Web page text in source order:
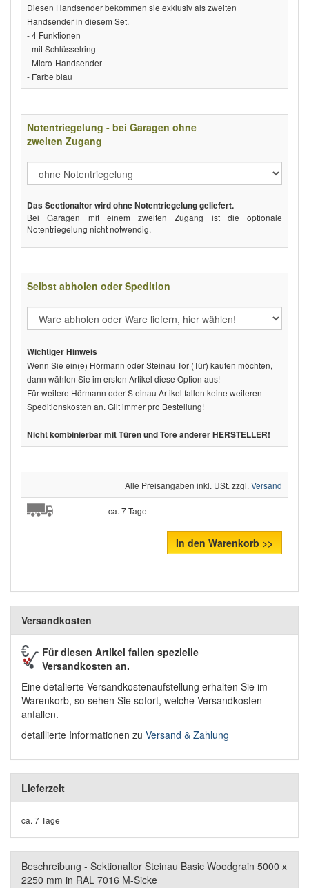
Diesen Handsender bekommen sie exklusiv als zweiten
Handsender in diesem Set.
- 4 Funktionen
- mit Schlüsselring
- Micro-Handsender
- Farbe blau
Notentriegelung - bei Garagen ohne
zweiten Zugang
Das Sectionaltor wird ohne Notentriegelung geliefert.
Bei Garagen mit einem zweiten Zugang ist die optionale
Notentriegelung nicht notwendig.
Selbst abholen oder Spedition
Wichtiger Hinweis
Wenn Sie ein(e) Hörmann oder Steinau Tor (Tür) kaufen möchten,
dann wählen Sie im ersten Artikel diese Option aus!
Für weitere Hörmann oder Steinau Artikel fallen keine weiteren
Speditionskosten an. Gilt immer pro Bestellung!
Nicht kombinierbar mit Türen und Tore anderer HERSTELLER!
Alle Preisangaben inkl. USt. zzgl. Versand
ca. 7 Tage
In den Warenkorb >>
Versandkosten
Für diesen Artikel fallen spezielle
Versandkosten an.
Eine detalierte Versandkostenaufstellung erhalten Sie im
Warenkorb, so sehen Sie sofort, welche Versandkosten
anfallen.
detaillierte Informationen zu Versand & Zahlung
Lieferzeit
ca. 7 Tage
Beschreibung - Sektionaltor Steinau Basic Woodgrain 5000 x
2250 mm in RAL 7016 M-Sicke